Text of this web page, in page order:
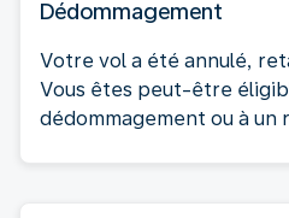
Dédommagement
Votre vol a été annulé,
Vous êtes peut-être
dédommagement ou à un